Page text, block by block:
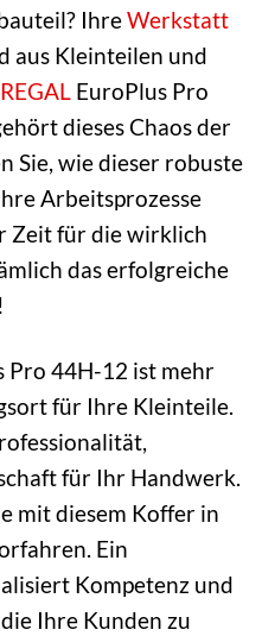
IhreWerkstatt
aus Kleinteilen und
EuroPlus Pro
dieses Chaos der
Sie, wie dieser robuste
Arbeitsprozesse
Zeit für die wirklich
das erfolgreiche
Pro 44H-12 ist mehr
für Ihre Kleinteile.
für Ihr Handwerk.
mit diesem Koffer in
Ein
Kompetenz und
Ihre Kunden zu